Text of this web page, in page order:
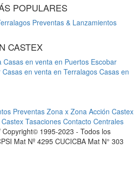
POPULARES
Preventas & Lanzamientos
CASTEX
Casas en venta en Puertos Escobar
Casas en venta en Terralagos Casas en
Preventas Zona x Zona Acción Castex
Tasaciones Contacto Centrales
1995-2023 - Todos los
Mat Nº 4295 CUCICBA Mat N° 303